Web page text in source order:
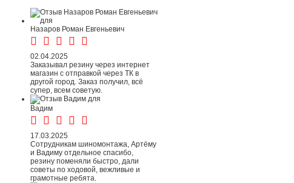
Назаров Роман Евгеньевич
02.04.2025
Заказывал резину через интернет
магазин с отправкой через ТК в
другой город. Заказ получил, всё
супер, всем советую.
Вадим
17.03.2025
Сотрудникам шиномонтажа, Артёму
и Вадиму отдельное спасибо,
резину поменяли быстро, дали
советы по ходовой, вежливые и
грамотные ребята.